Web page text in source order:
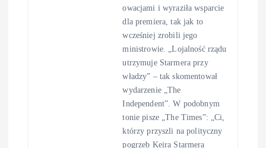
owacjami i wyraziła wsparcie
dla premiera, tak jak to
wcześniej zrobili jego
ministrowie. „Lojalność rządu
utrzymuje Starmera przy
władzy” – tak skomentował
wydarzenie „The
Independent”. W podobnym
tonie pisze „The Times”: „Ci,
którzy przyszli na polityczny
pogrzeb Keira Starmera